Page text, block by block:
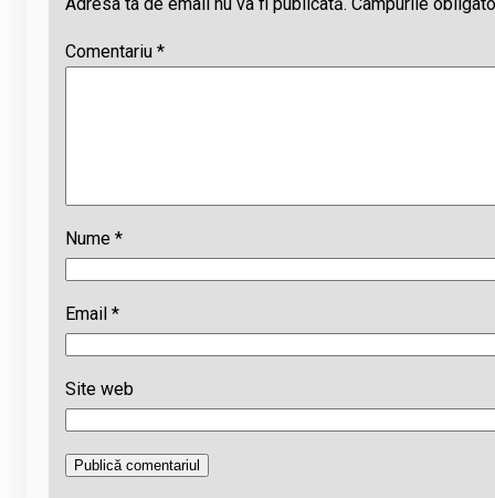
Comentariu *
Nume *
Email *
Site web